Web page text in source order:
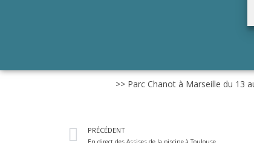
>> Parc Chanot à Marseille du 13
PRÉCÉDENT
En direct des Assises de la piscine à Toulouse